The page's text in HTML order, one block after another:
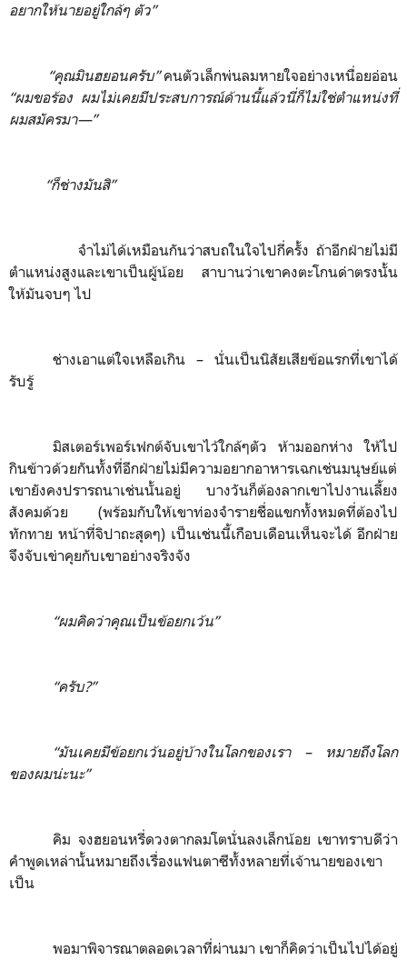
อยากให้นายอยู่ใกล้ๆ ตัว”
“คุณมินฮยอนครับ”คนตัวเล็กพ่นลมหายใจอย่างเหนื่อยอ่อน
“ผมขอร้อง ผมไม่เคยมีประสบการณ์ด้านนี้แล้วนี่ก็ไม่ใช่ตำแหน่งที่
ผมสมัครมา—”
“ก็ช่างมันสิ”
จำไม่ได้เหมือนกันว่าสบถในใจไปกี่ครั้ง ถ้าอีกฝ่ายไม่มี
ตำแหน่งสูงและเขาเป็นผู้น้อย สาบานว่าเขาคงตะโกนด่าตรงนั้น
ให้มันจบๆ ไป
ช่างเอาแต่ใจเหลือเกิน – นั่นเป็นนิสัยเสียข้อแรกที่เขาได้
รับรู้
มิสเตอร์เพอร์เฟกต์จับเขาไว้ใกล้ๆตัว ห้ามออกห่าง ให้ไป
กินข้าวด้วยกันทั้งที่อีกฝ่ายไม่มีความอยากอาหารเฉกเช่นมนุษย์แต่
เขายังคงปรารถนาเช่นนั้นอยู่ บางวันก็ต้องลากเขาไปงานเลี้ยง
สังคมด้วย (พร้อมกับให้เขาท่องจำรายชื่อแขกทั้งหมดที่ต้องไป
ทักทาย หน้าที่จิปาถะสุดๆ) เป็นเช่นนี้เกือบเดือนเห็นจะได้ อีกฝ่าย
จึงจับเข่าคุยกับเขาอย่างจริงจัง
“ผมคิดว่าคุณเป็นข้อยกเว้น”
“ครับ?”
“มันเคยมีข้อยกเว้นอยู่บ้างในโลกของเรา – หมายถึงโลก
ของผมน่ะนะ”
คิม จงฮยอนหรี่ดวงตากลมโตนั่นลงเล็กน้อย เขาทราบดีว่า
คำพูดเหล่านั้นหมายถึงเรื่องแฟนตาซีทั้งหลายที่เจ้านายของเขา
เป็น
พอมาพิจารณาตลอดเวลาที่ผ่านมา เขาก็คิดว่าเป็นไปได้อยู่